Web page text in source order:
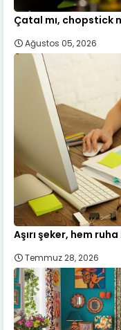
Çatal mı, chopstick
Ağustos 05, 2026
Aşırı şeker, hem
Temmuz 28, 2026